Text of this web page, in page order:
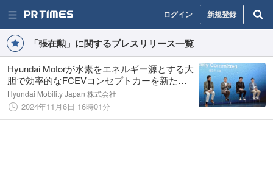
ログイン 新規登録
「張在勲」に関するプレスリリース一覧
Hyundai Motorが水素をエネルギー源とする大
胆で効率的なFCEVコンセプトカーを新たな
デザイン言語のプレビューとして発表
Hyundai Mobility Japan 株式会社
2024年11月6日 16時01分